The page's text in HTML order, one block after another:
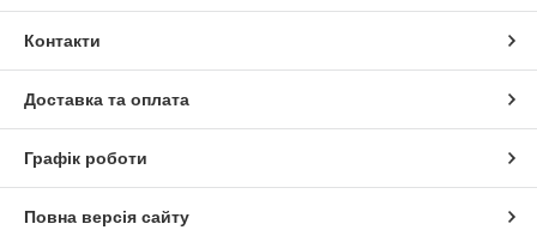
Контакти
Доставка та оплата
Графік роботи
Повна версія сайту